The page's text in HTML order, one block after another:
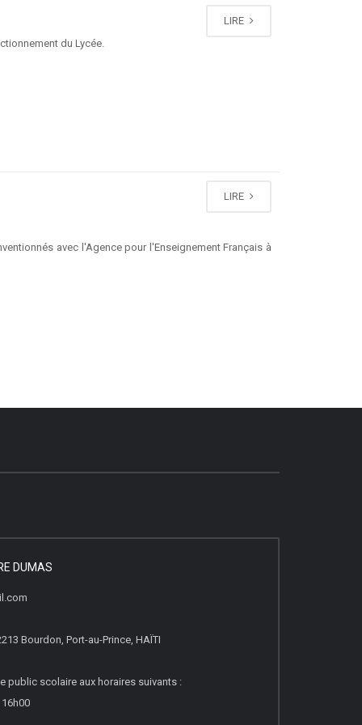
LIRE
du Lycée.
LIRE
avec l'Agence pour l'Enseignement Français à
DUMAS
Bourdon, Port-au-Prince, HAÏTI
public scolaire aux horaires suivants :